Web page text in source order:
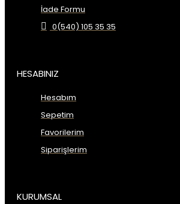
İade Formu
0(540) 105 35 35
HESABINIZ
Hesabım
Sepetim
Favorilerim
Siparişlerim
KURUMSAL